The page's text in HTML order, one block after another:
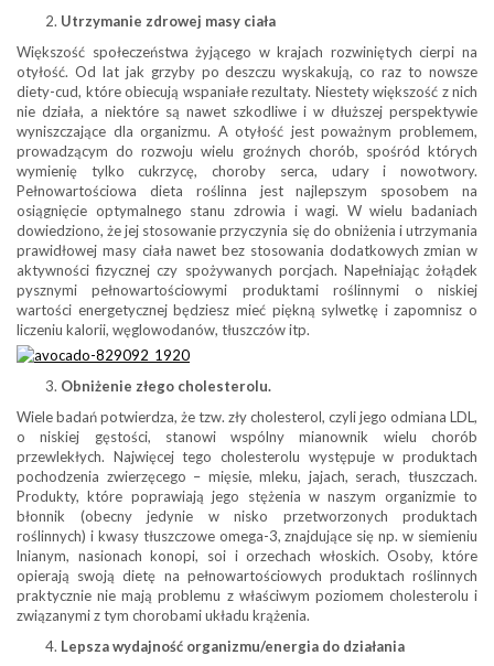
Utrzymanie zdrowej masy ciała
Większość społeczeństwa żyjącego w krajach rozwiniętych cierpi na
otyłość. Od lat jak grzyby po deszczu wyskakują, co raz to nowsze
diety-cud, które obiecują wspaniałe rezultaty. Niestety większość z nich
nie działa, a niektóre są nawet szkodliwe i w dłuższej perspektywie
wyniszczające dla organizmu. A otyłość jest poważnym problemem,
prowadzącym do rozwoju wielu groźnych chorób, spośród których
wymienię tylko cukrzycę, choroby serca, udary i nowotwory.
Pełnowartościowa dieta roślinna jest najlepszym sposobem na
osiągnięcie optymalnego stanu zdrowia i wagi. W wielu badaniach
dowiedziono, że jej stosowanie przyczynia się do obniżenia i utrzymania
prawidłowej masy ciała nawet bez stosowania dodatkowych zmian w
aktywności fizycznej czy spożywanych porcjach. Napełniając żołądek
pysznymi pełnowartościowymi produktami roślinnymi o niskiej
wartości energetycznej będziesz mieć piękną sylwetkę i zapomnisz o
liczeniu kalorii, węglowodanów, tłuszczów itp.
Obniżenie złego cholesterolu.
Wiele badań potwierdza, że tzw. zły cholesterol, czyli jego odmiana LDL,
o niskiej gęstości, stanowi wspólny mianownik wielu chorób
przewlekłych. Najwięcej tego cholesterolu występuje w produktach
pochodzenia zwierzęcego – mięsie, mleku, jajach, serach, tłuszczach.
Produkty, które poprawiają jego stężenia w naszym organizmie to
błonnik (obecny jedynie w nisko przetworzonych produktach
roślinnych) i kwasy tłuszczowe omega-3, znajdujące się np. w siemieniu
lnianym, nasionach konopi, soi i orzechach włoskich. Osoby, które
opierają swoją dietę na pełnowartościowych produktach roślinnych
praktycznie nie mają problemu z właściwym poziomem cholesterolu i
związanymi z tym chorobami układu krążenia.
Lepsza wydajność organizmu/energia do działania